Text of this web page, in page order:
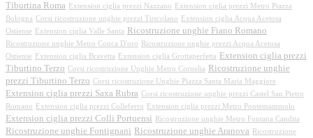
Tiburtina Roma
Extension ciglia prezzi Nazzano
Extension ciglia prezzi Metro Piazza
Bologna Corsi ricostruzione unghie prezzi Tuscolano
Extension ciglia Acqua Acetosa
Ostiense
Extension ciglia Valle Santa Ricostruzione unghie Fiano Romano
Ricostruzione unghie Metro Conca D'oro
Ricostruzione unghie prezzi Acqua Acetosa
Ostiense
Extension ciglia Bravetta Extension ciglia Grottaperfetta
Extension ciglia prezzi
Tiburtino Terzo Corsi ricostruzione Unghie Metro Cornelia
Ricostruzione unghie
prezzi Tiburtino Terzo Corsi ricostruzione Unghie Piazza Santa Maria Maggiore
Extension ciglia prezzi Saxa Rubra Corsi ricostruzione unghie prezzi Castel San Pietro
Romano
Extension ciglia prezzi Colleferro Extension ciglia prezzi Metro Pontemammolo
Extension ciglia prezzi Colli Portuensi Ricostruzione unghie Metro Fontana Candita
Ricostruzione unghie Fontignani Ricostruzione unghie Aranova
Ricostruzione